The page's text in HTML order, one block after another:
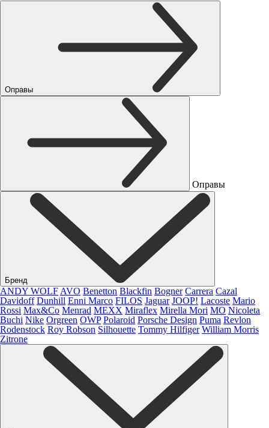
Оправы
Оправы
Бренд
ANDY WOLF AVO Benetton Blackfin Bogner Carrera Cazal
Davidoff Dunhill Enni Marco FILOS Jaguar JOOP! Lacoste Mario
Rossi Max&Co Menrad MEXX Miraflex Mirella Mori MO Nicoleta
Buchi Nike Orgreen OWP Polaroid Porsche Design Puma Revlon
Rodenstock Roy Robson Silhouette Tommy Hilfiger William Morris
Zitrone